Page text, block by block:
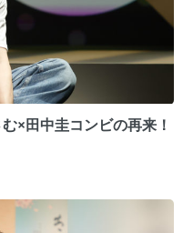
×田中圭コンビの再来！